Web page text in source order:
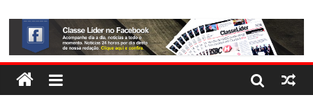
ALTERNATIVAS
LORENA, PINDAMONHANGABA E QUELUZ NA RETA FINAL
PELA FÁBRICA DA COCA-COLA!